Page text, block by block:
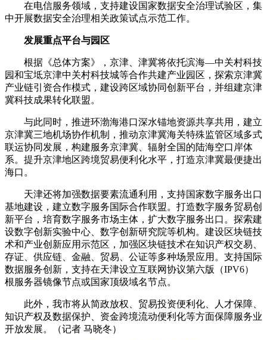
在电信服务领域，支持建设国家数据安全治理试验区，集
中开展数据安全治理相关政策试点示范工作。
发展重点平台与园区
根据《总体方案》，京津、津冀将依托滨海—中关村科技
园和宝坻京津中关村科技城等合作共建产业园区，探索京津冀
产业链引资合作模式，建设跨区域协同创新平台，并组建京津
冀科技成果转化联盟。
与此同时，推进环渤海港口深水锚地资源共享共用，建立
京津冀三地机场协作机制，推动京津冀海关特殊监管区域多式
联运协同发展，构建服务京津冀、辐射全国的陆海空口岸体
系。提升京津地区跨境贸易便利化水平，打造京津冀最便捷出
海口。
天津还将加强数据要素流通利用，支持国家数字服务出口
基地建设，建立数字服务国际合作联盟。打造数字服务贸易创
新平台，培育数字服务市场主体，扩大数字服务出口。探索建
设数字创新实验中心、数字创新研究院等机构。建设区块链技
术和产业创新应用示范区，加强区块链技术在知识产权交易、
存证、供应链、金融、贸易、公证等多种场景应用。支持国际
数据服务创新，支持在天津设立互联网协议第六版（IPV6）
根服务器镜像节点或国家顶级域名节点。
此外，我市将从简政放权、贸易投资便利化、人才保障、
知识产权及数据保护、资金跨境流动便利化等方面保障服务业
开放发展。（记者 马晓冬）